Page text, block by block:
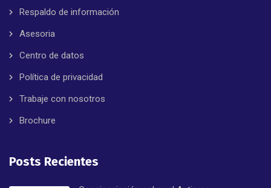
Respaldo de información
Asesoria
Centro de datos
Política de privacidad
Trabaje con nosotros
Brochure
Posts Recientes